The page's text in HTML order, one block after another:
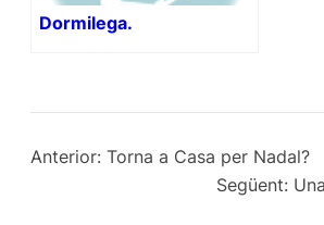
Dormilega.
Anterior: Torna a Casa per Nadal?
Següent: